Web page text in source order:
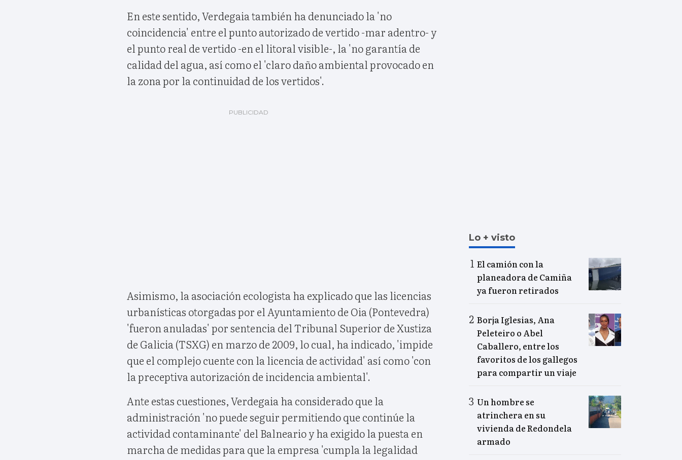
En este sentido, Verdegaia también ha denunciado la 'no
coincidencia' entre el punto autorizado de vertido -mar adentro- y
el punto real de vertido -en el litoral visible-, la 'no garantía de
calidad del agua, así como el 'claro daño ambiental provocado en
la zona por la continuidad de los vertidos'.
Asimismo, la asociación ecologista ha explicado que las licencias
urbanísticas otorgadas por el Ayuntamiento de Oia (Pontevedra)
'fueron anuladas' por sentencia del Tribunal Superior de Xustiza
de Galicia (TSXG) en marzo de 2009, lo cual, ha indicado, 'impide
que el complejo cuente con la licencia de actividad' así como 'con
la preceptiva autorización de incidencia ambiental'.
Ante estas cuestiones, Verdegaia ha considerado que la
administración 'no puede seguir permitiendo que continúe la
actividad contaminante' del Balneario y ha exigido la puesta en
marcha de medidas para que la empresa 'cumpla la legalidad
Lo + visto
El camión con la
planeadora de Camiña
ya fueron retirados
Borja Iglesias, Ana
Peleteiro o Abel
Caballero, entre los
favoritos de los gallegos
para compartir un viaje
Un hombre se
atrinchera en su
vivienda de Redondela
armado